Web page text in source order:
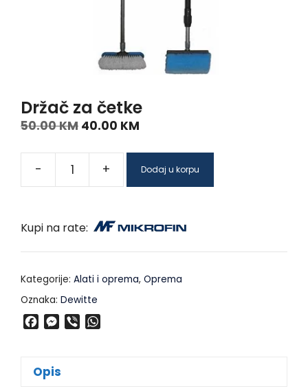
Držač za četke
50.00KM 40.00 KM
- + Dodaj u korpu
Kupi na rate:
Kategorije: Alati i oprema, Oprema
Oznaka: Dewitte
e
b
M
s
Opis